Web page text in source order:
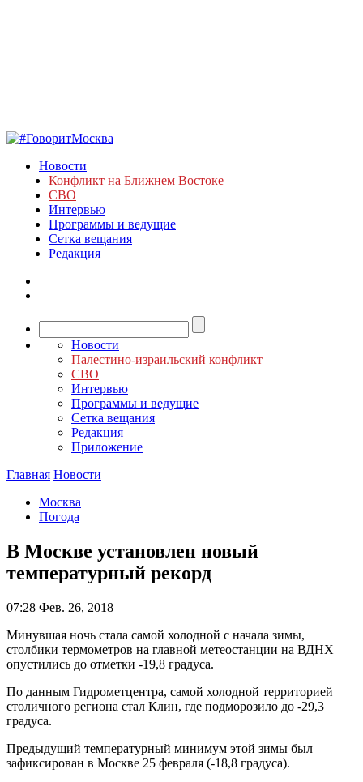
Новости
Конфликт на Ближнем Востоке
СВО
Интервью
Программы и ведущие
Сетка вещания
Редакция
Новости
Палестино-израильский конфликт
СВО
Интервью
Программы и ведущие
Сетка вещания
Редакция
Приложение
Главная Новости
Москва
Погода
В Москве установлен новый
температурный рекорд
07:28 Фев. 26, 2018
Минувшая ночь стала самой холодной с начала зимы,
столбики термометров на главной метеостанции на ВДНХ
опустились до отметки -19,8 градуса.
По данным Гидрометцентра, самой холодной территорией
столичного региона стал Клин, где подморозило до -29,3
градуса.
Предыдущий температурный минимум этой зимы был
зафиксирован в Москве 25 февраля (-18,8 градуса).